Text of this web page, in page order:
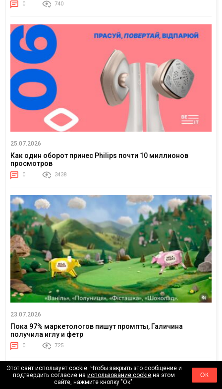
0 740
25.07.2026
Как один оборот принес Philips почти 10 миллионов
просмотров
0 3438
23.07.2026
Пока 97% маркетологов пишут промпты, Галичина
получила иглу и фетр
0 725
Этот сайт использует cookie. Чтобы закрыть это сообщение и
подтвердить согласие наиспользование cookie на этом
сайте, нажмите кнопку "Ок".
ОК